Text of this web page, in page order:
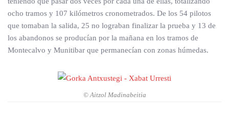
ocho tramos y 107 kilómetros cronometrados. De los 54 pilotos
que tomaban la salida, 25 no lograban finalizar la prueba y 13 de
los abandonos se producían por la mañana en los tramos de
Montecalvo y Munitibar que permanecían con zonas húmedas.
© Aitzol Madinabeitia